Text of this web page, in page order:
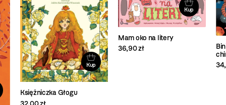
Kup
Księżniczka Głogu
Kup
Mam oko na litery
36,90 zł